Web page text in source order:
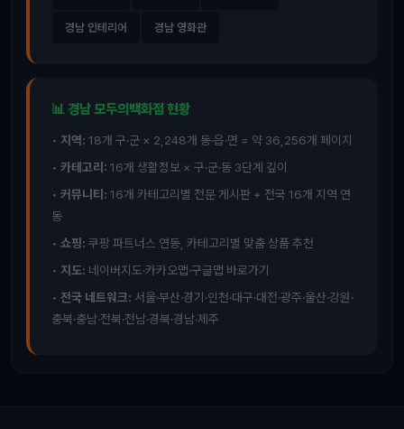
경남 인테리어 경남 영화관
📊 경남 모두의백화점 현황
• 지역: 18개 구·군 × 2,248개 동·읍·면 = 약 36,256개 페이지
• 카테고리: 16개 생활정보 × 구·군·동 3단계 깊이
• 커뮤니티: 16개 카테고리별 전문 게시판 + 전국 16개 지역 연
동
• 쇼핑: 쿠팡 파트너스 연동, 카테고리별 맞춤 상품 추천
• 지도: 네이버지도·카카오맵·구글맵 바로가기
• 전국 네트워크: 서울·부산·경기·인천·대구·대전·광주·울산·강원·
충북·충남·전북·전남·경북·경남·제주